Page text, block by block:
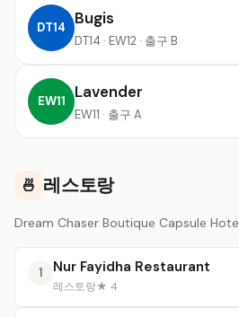
DT14 Bugis
DT14 · EW12 · 출구 B
EW11 Lavender
EW11 · 출구 A
🍜 레스토랑
Dream Chaser Boutique Capsule
1 Nur Fayidha Restaurant
레스토랑★ 4